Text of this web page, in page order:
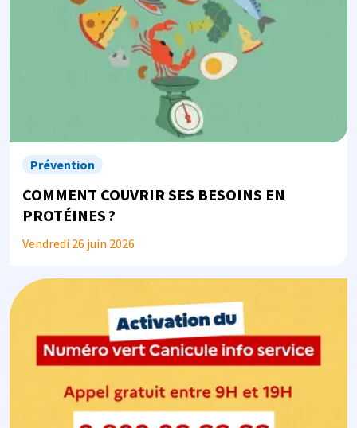
Prévention
COMMENT COUVRIR SES BESOINS EN
PROTÉINES ?
Vendredi 26 juin 2026
Image